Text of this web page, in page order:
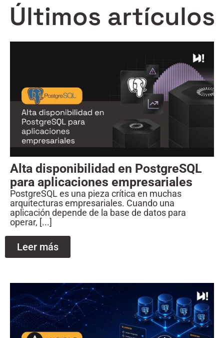
Últimos artículos
Alta disponibilidad en PostgreSQL
para aplicaciones empresariales
PostgreSQL es una pieza crítica en muchas
arquitecturas empresariales. Cuando una
aplicación depende de la base de datos para
operar, [...]
Leer más